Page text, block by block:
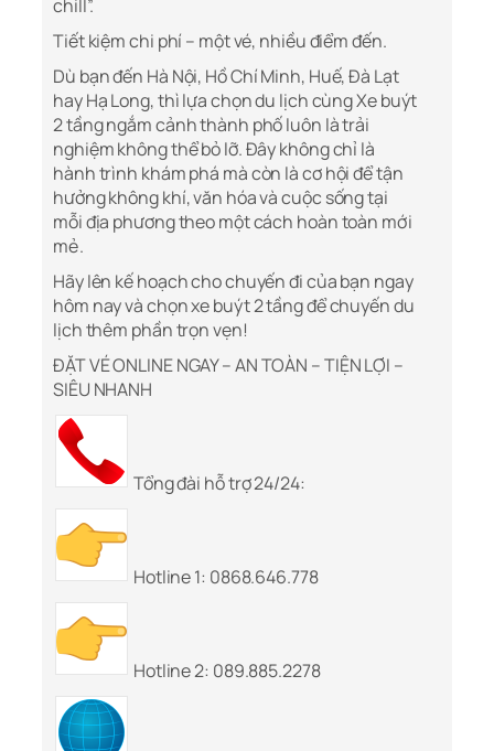
chill”.
Tiết kiệm chi phí – một vé, nhiều điểm đến.
Dù bạn đến Hà Nội, Hồ Chí Minh, Huế, Đà Lạt
hay Hạ Long, thì lựa chọn du lịch cùng Xe buýt
2 tầng ngắm cảnh thành phố luôn là trải
nghiệm không thể bỏ lỡ. Đây không chỉ là
hành trình khám phá mà còn là cơ hội để tận
hưởng không khí, văn hóa và cuộc sống tại
mỗi địa phương theo một cách hoàn toàn mới
mẻ.
Hãy lên kế hoạch cho chuyến đi của bạn ngay
hôm nay và chọn xe buýt 2 tầng để chuyến du
lịch thêm phần trọn vẹn!
ĐẶT VÉ ONLINE NGAY – AN TOÀN – TIỆN LỢI –
SIÊU NHANH
Tổng đài hỗ trợ 24/24:
Hotline 1: 0868.646.778
Hotline 2: 089.885.2278